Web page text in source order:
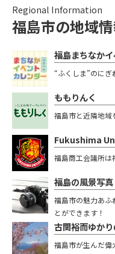
Regional Information
福島市の地域
福島まちなか
“ふくしま”のに
ももりんく
福島市と近隣地域
Fukushima
福島商工会議所は
福島の風景写真
福島市の魅力あふ
とができます！
古関裕而ゆか
福島市が生んだ偉